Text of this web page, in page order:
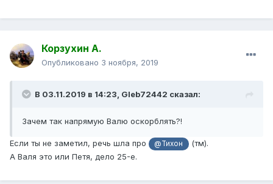
Корзухин А.
Опубликовано 3 ноября, 2019
В 03.11.2019 в 14:23, Gleb72442 сказал:
Зачем так напрямую Валю оскорблять?!
Если ты не заметил, речь шла про @Тихон
(тм).
А Валя это или Петя, дело 25-е.